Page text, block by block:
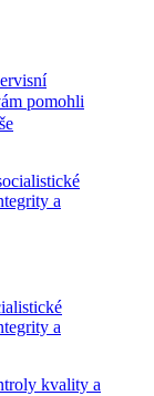
pomohli
a